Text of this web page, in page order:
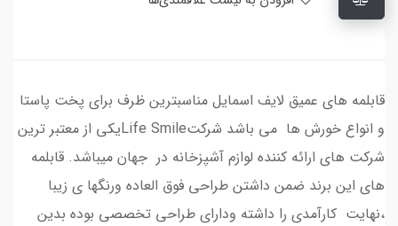
قابلمه های عمیق لایف اسمایل مناسبترین ظرف برای پخت پاستا
و انواع خورش ها می باشد شرکتLife Smileیکی از معتبر ترین
شرکت های ارائه کننده لوازم آشپزخانه در جهان میباشد. قابلمه
های این برند ضمن داشتن طراحی فوق العاده ورنگها ی زیبا
،نهایت کارآمدی را داشته ودارای طراحی تخصصی بوده بدین